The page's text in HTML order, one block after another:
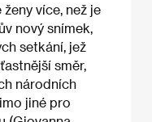
více, než je
nový snímek,
setkání, jež
směr,
národních
jiné pro